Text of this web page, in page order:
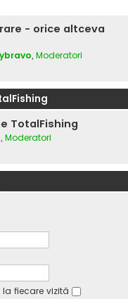
- orice altceva
, Moderatori
TotalFishing
, Moderatori
fiecare vizită